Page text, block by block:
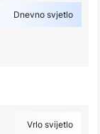
Dnevno svjetlo
Vrlo svijetlo